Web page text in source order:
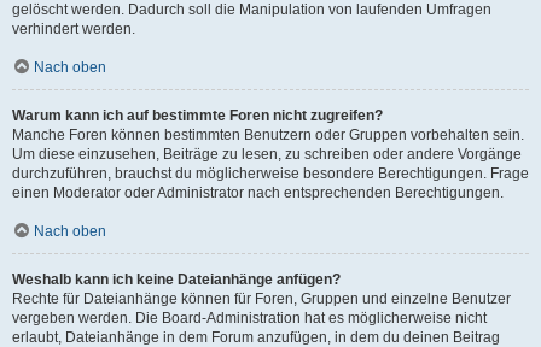
gelöscht werden. Dadurch soll die Manipulation von laufenden Umfragen
verhindert werden.
Nach oben
Warum kann ich auf bestimmte Foren nicht zugreifen?
Manche Foren können bestimmten Benutzern oder Gruppen vorbehalten sein.
Um diese einzusehen, Beiträge zu lesen, zu schreiben oder andere Vorgänge
durchzuführen, brauchst du möglicherweise besondere Berechtigungen. Frage
einen Moderator oder Administrator nach entsprechenden Berechtigungen.
Nach oben
Weshalb kann ich keine Dateianhänge anfügen?
Rechte für Dateianhänge können für Foren, Gruppen und einzelne Benutzer
vergeben werden. Die Board-Administration hat es möglicherweise nicht
erlaubt, Dateianhänge in dem Forum anzufügen, in dem du deinen Beitrag